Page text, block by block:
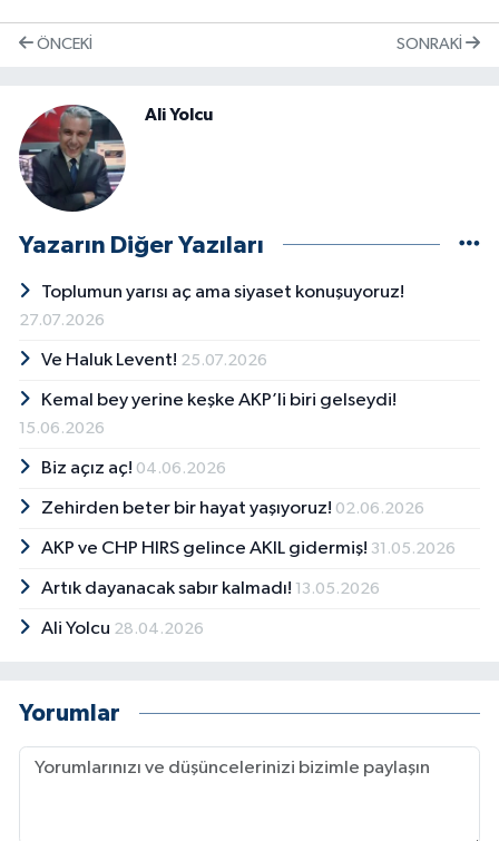
ÖNCEKI SONRAKI
Ali Yolcu
Yazarın Diğer Yazıları
Toplumun yarısı aç ama siyaset konuşuyoruz!
27.07.2026
Ve Haluk Levent! 25.07.2026
Kemal bey yerine keşke AKP’li biri gelseydi!
15.06.2026
Biz açız aç! 04.06.2026
Zehirden beter bir hayat yaşıyoruz! 02.06.2026
AKP ve CHP HIRS gelince AKIL gidermiş! 31.05.2026
Artık dayanacak sabır kalmadı! 13.05.2026
Ali Yolcu 28.04.2026
Yorumlar